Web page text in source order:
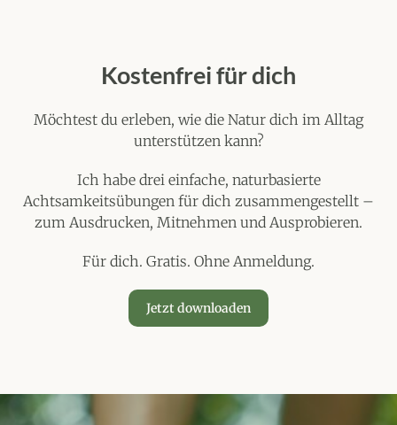
Kostenfrei für dich
Möchtest du erleben, wie die Natur dich im Alltag
unterstützen kann?
Ich habe drei einfache, naturbasierte
Achtsamkeitsübungen für dich zusammengestellt –
zum Ausdrucken, Mitnehmen und Ausprobieren.
Für dich. Gratis. Ohne Anmeldung.
Jetzt downloaden